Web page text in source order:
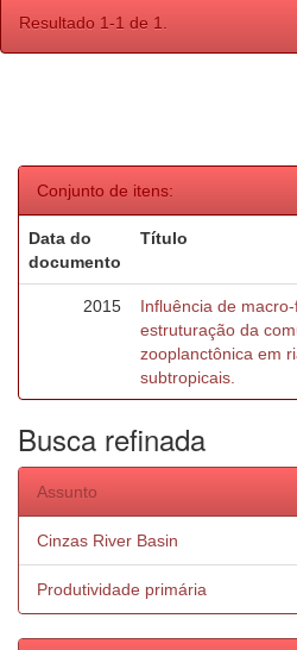
Resultado 1-1 de 1.
Conjunto de itens:
Data do
documento
Título
2015
Influência de
estruturação da
zooplanctônica em
subtropicais.
Busca refinada
Assunto
Cinzas River Basin
Produtividade primária